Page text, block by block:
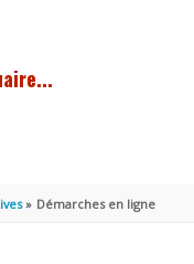
Démarches en ligne